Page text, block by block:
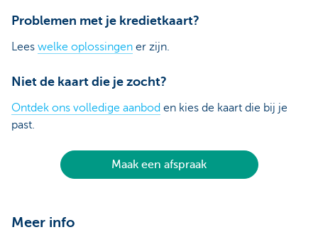
Problemen met je kredietkaart?
Lees welke oplossingen er zijn.
Niet de kaart die je zocht?
Ontdek ons volledige aanbod en kies de kaart die bij je
past.
Maak een afspraak
Meer info